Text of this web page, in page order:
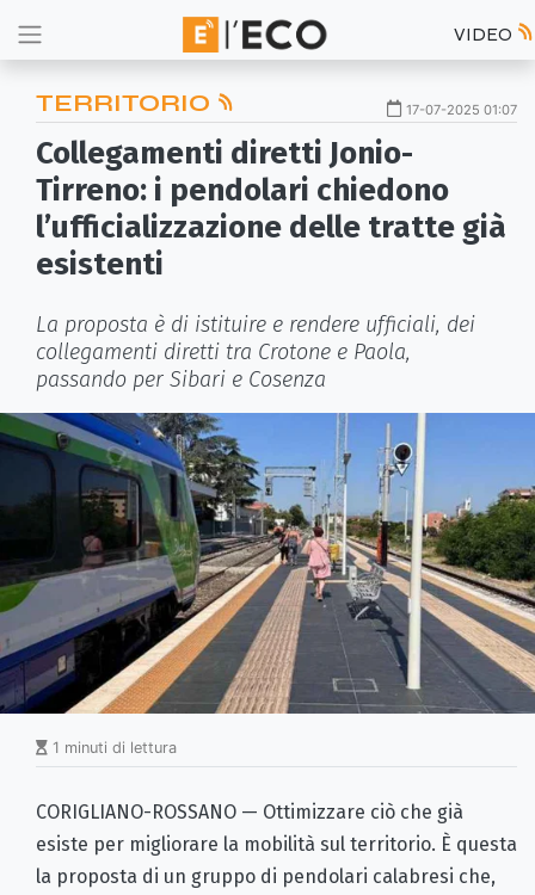
VIDEO
TERRITORIO 17-07-2025 01:07
Collegamenti diretti Jonio-
Tirreno: i pendolari chiedono
l’ufficializzazione delle tratte già
esistenti
La proposta è di istituire e rendere ufficiali, dei
collegamenti diretti tra Crotone e Paola,
passando per Sibari e Cosenza
1 minuti di lettura
CORIGLIANO-ROSSANO — Ottimizzare ciò che già
esiste per migliorare la mobilità sul territorio. È questa
la proposta di un gruppo di pendolari calabresi che,